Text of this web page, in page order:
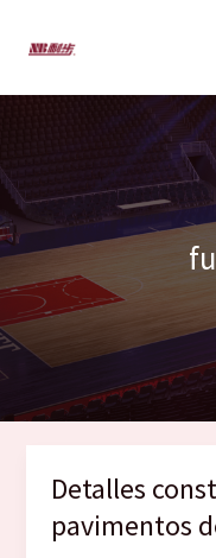
Detalles
pavimentos